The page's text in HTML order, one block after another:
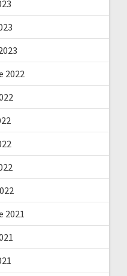
2022
2021